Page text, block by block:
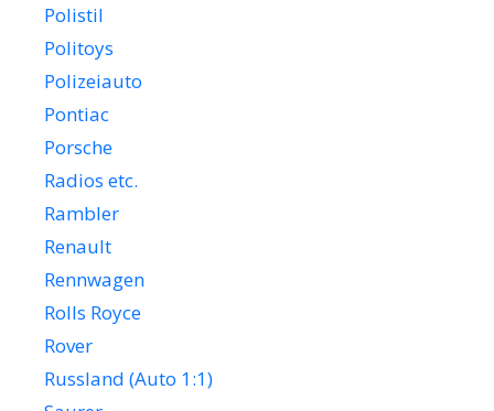
Polistil
Politoys
Polizeiauto
Pontiac
Porsche
Radios etc.
Rambler
Renault
Rennwagen
Rolls Royce
Rover
Russland (Auto 1:1)